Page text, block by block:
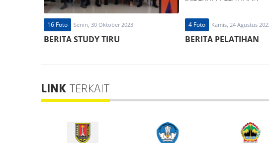
16 Foto Senin, 30 Oktober 2023
BERITA STUDY TIRU
4 Foto Kamis, 24 Agustus
BERITA PELATIHAN
LINK TERKAIT